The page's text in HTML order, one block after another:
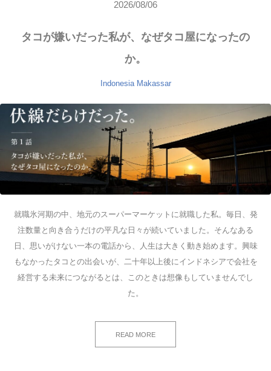
2026/08/06
タコが嫌いだった私が、なぜタコ屋になったの
か。
Indonesia Makassar
就職氷河期の中、地元のスーパーマーケットに就職した私。毎日、発
注数量と向き合うだけの平凡な日々が続いていました。そんなある
日、思いがけない一本の電話から、人生は大きく動き始めます。興味
もなかったタコとの出会いが、二十年以上後にインドネシアで会社を
経営する未来につながるとは、このときは想像もしていませんでし
た。
READ MORE